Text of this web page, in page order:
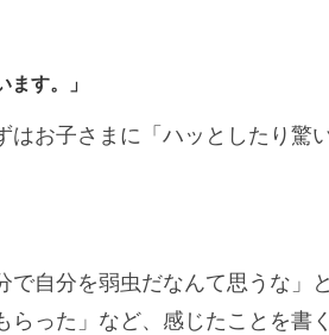
す。」
はお子さまに「ハッとしたり驚
自分を弱虫だなんて思うな」と
った」など、感じたことを書く